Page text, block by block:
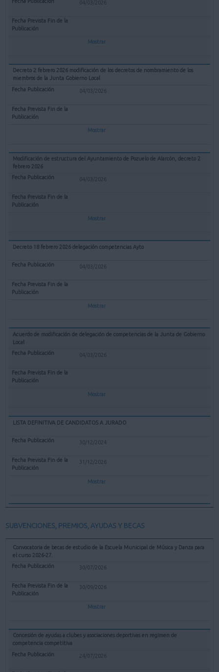
04/03/2026
Mostrar
Decreto 2 febrero 2026 modificación de los decretos de nombramiento de los
miembros de la Junta Gobierno Local
04/03/2026
Mostrar
Modificación de estructura del Ayuntamiento de Pozuelo de Alarcón, decreto 2
febrero 2026
04/03/2026
Mostrar
Decreto 18 febrero 2026 delegación competencias Ayto
04/03/2026
Mostrar
Acuerdo de modificación de delegación de competencias de la Junta de Gobierno
Local
04/03/2026
Mostrar
LISTA DEFINITIVA DE CANDIDATOS A JURADO
30/12/2024
31/12/2026
Mostrar
SUBVENCIONES, PREMIOS, AYUDAS Y BECAS
Convocatoria de becas de estudio de la Escuela Municipal de Música y Danza para
el curso 2026-27.
30/07/2026
30/09/2026
Mostrar
Concesión de ayudas a clubes y asociaciones deportivas en regimen de
competencia competitiva
24/07/2026